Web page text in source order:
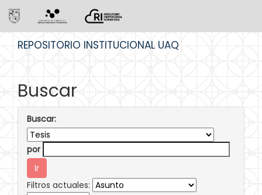
REPOSITORIO INSTITUCIONAL UAQ
Buscar
Buscar:
por
Filtros actuales: